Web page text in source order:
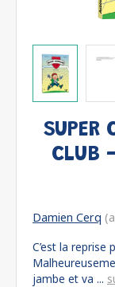
SUPER
CLUB
Damien Cerq
C’est la reprise
jambe et va ...